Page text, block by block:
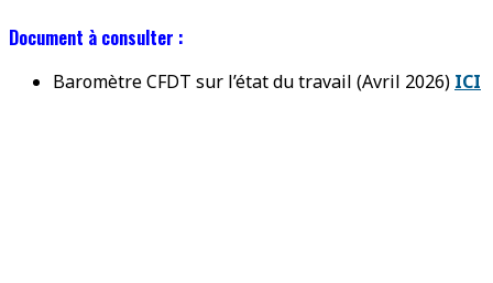
Document à consulter :
Baromètre CFDT sur l’état du travail (Avril 2026) ICI